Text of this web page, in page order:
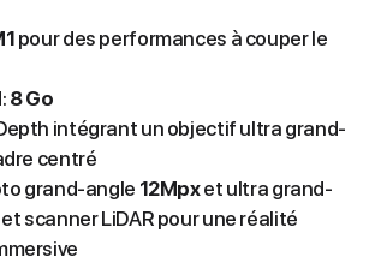
pour des performances à couper le
8 Go
intégrant un objectif ultra grand-
centré
grand-angle 12Mpxet ultra grand-
et scanner LiDAR pour une réalité